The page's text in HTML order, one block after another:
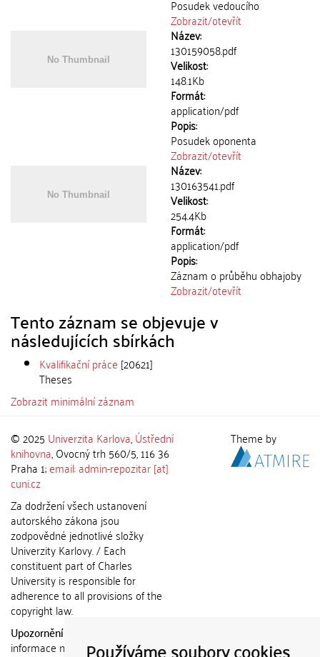
Používáme soubory cookies
Posudek vedoucího
Zobrazit/otevřít
Název:
130159058.pdf
Velikost:
148.1Kb
Formát:
application/pdf
Popis:
Posudek oponenta
Zobrazit/otevřít
Název:
130163541.pdf
Velikost:
254.4Kb
Formát:
application/pdf
Popis:
Záznam o průběhu obhajoby
Zobrazit/otevřít
Tento záznam se objevuje v
následujících sbírkách
Kvalifikační práce [20621]
Theses
Zobrazit minimální záznam
© 2025 Univerzita Karlova,Ústřední
knihovna, Ovocný trh 560/5, 116 36
Praha 1;email: admin-repozitar [at]
cuni.cz
Za dodržení všech ustanovení
autorského zákona jsou
zodpovědné jednotlivé složky
Univerzity Karlovy. / Each
constituent part of Charles
University is responsible for
adherence to all provisions of the
copyright law.
Upozornění / Notice:
informace nemohou být použity k
Theme by